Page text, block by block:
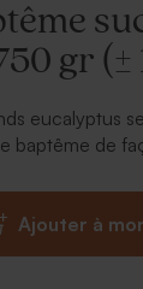
gr (±
eucalyptus
baptême de
environ
Ajouter à